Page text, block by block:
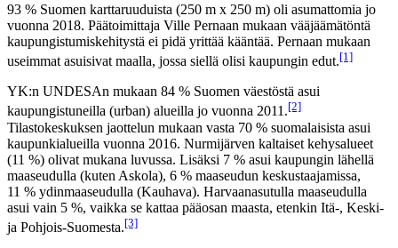
93 % Suomen karttaruuduista (250 m x 250 m) oli asumattomia jo
vuonna 2018. Päätoimittaja Ville Pernaan mukaan vääjäämätöntä
kaupungistumiskehitystä ei pidä yrittää kääntää. Pernaan mukaan
useimmat asuisivat maalla, jossa siellä olisi kaupungin edut.[1]
YK:n UNDESAn mukaan 84 % Suomen väestöstä asui
kaupungistuneilla (urban) alueilla jo vuonna 2011.[2]
Tilastokeskuksen jaottelun mukaan vasta 70 % suomalaisista asui
kaupunkialueilla vuonna 2016. Nurmijärven kaltaiset kehysalueet
(11 %) olivat mukana luvussa. Lisäksi 7 % asui kaupungin lähellä
maaseudulla (kuten Askola), 6 % maaseudun keskustaajamissa,
11 % ydinmaaseudulla (Kauhava). Harvaanasutulla maaseudulla
asui vain 5 %, vaikka se kattaa pääosan maasta, etenkin Itä-, Keski-
ja Pohjois-Suomesta.[3]